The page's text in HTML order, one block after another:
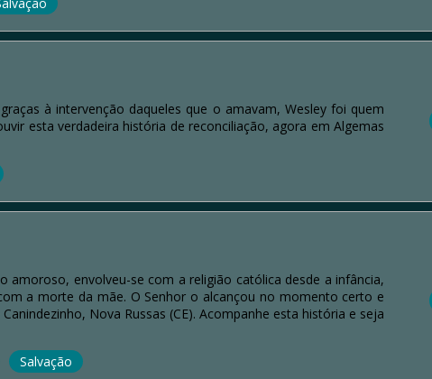
à intervenção daqueles que o amavam, Wesley foi quem
esta verdadeira história de reconciliação, agora em Algemas
envolveu-se com a religião católica desde a infância,
a morte da mãe. O Senhor o alcançou no momento certo e
Nova Russas (CE). Acompanhe esta história e seja
Salvação